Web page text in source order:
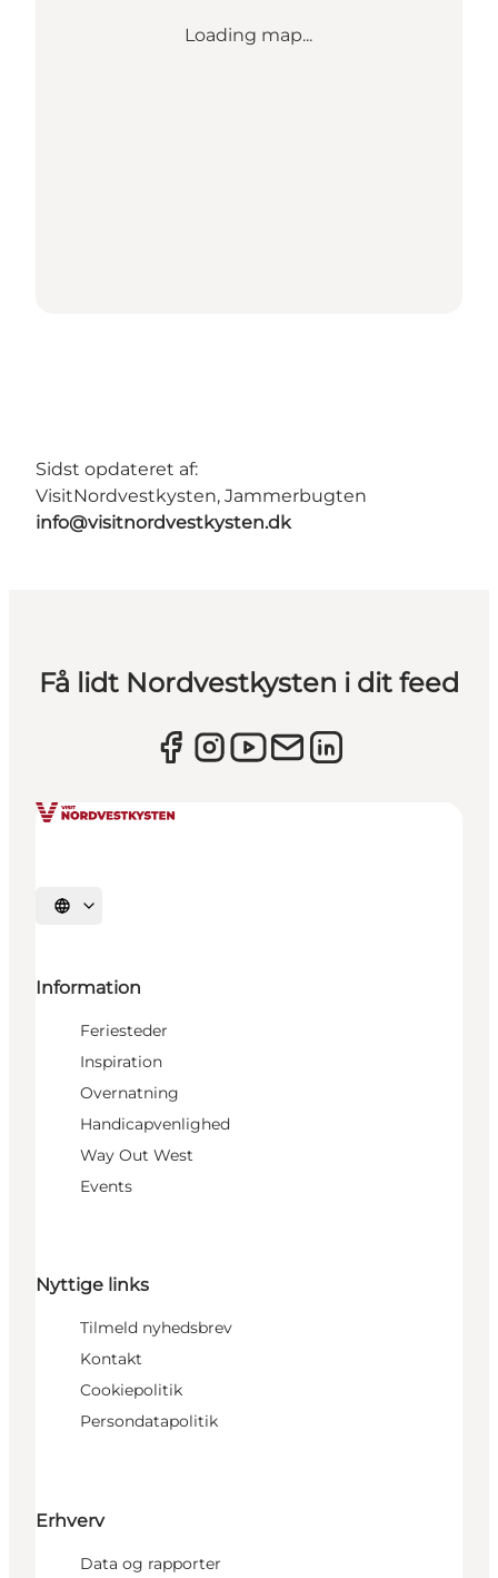
Loading map...
Sidst opdateret af:
VisitNordvestkysten, Jammerbugten
info@visitnordvestkysten.dk
Få lidt Nordvestkysten i dit feed
Vælg sprog
Information
Feriesteder
Inspiration
Overnatning
Handicapvenlighed
Way Out West
Events
Nyttige links
Tilmeld nyhedsbrev
Kontakt
Cookiepolitik
Persondatapolitik
Erhverv
Data og rapporter